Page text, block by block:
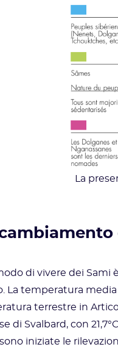
La
di vivere dei
La temperatura
terrestre in
di Svalbard, con
iniziate le